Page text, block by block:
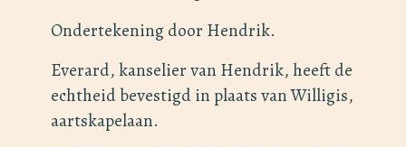
Ondertekening door Hendrik.
Everard, kanselier van Hendrik, heeft de
echtheid bevestigd in plaats van Willigis,
aartskapelaan.